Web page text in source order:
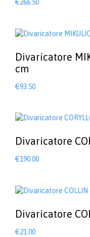
€266.50
Divaricatore
cm
€93.50
Divaricatore
€190.00
Divaricatore
€21.00